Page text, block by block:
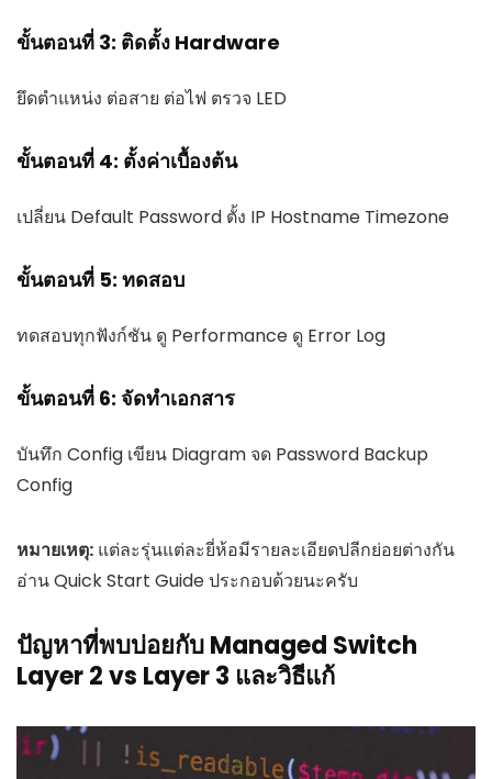
ขั้นตอนที่ 3: ติดตั้ง Hardware
ยึดตำแหน่ง ต่อสาย ต่อไฟ ตรวจ LED
ขั้นตอนที่ 4: ตั้งค่าเบื้องต้น
เปลี่ยน Default Password ตั้ง IP Hostname Timezone
ขั้นตอนที่ 5: ทดสอบ
ทดสอบทุกฟังก์ชัน ดู Performance ดู Error Log
ขั้นตอนที่ 6: จัดทำเอกสาร
บันทึก Config เขียน Diagram จด Password Backup
Config
หมายเหตุ: แต่ละรุ่นแต่ละยี่ห้อมีรายละเอียดปลีกย่อยต่างกัน
อ่าน Quick Start Guide ประกอบด้วยนะครับ
ปัญหาที่พบบ่อยกับ Managed Switch
Layer 2 vs Layer 3 และวิธีแก้